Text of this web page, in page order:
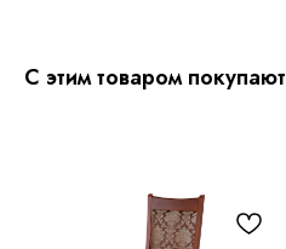
С этим товаром покупают